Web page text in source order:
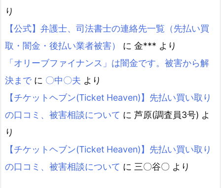
り
【公式】弁護士、司法書士の連絡先一覧（先払い買
取・闇金・後払い業者被害）
に 金*** より
「オリーブファイナンス」は闇金です。被害から解
決までに 〇中〇夫 より
【チケットヘブン(Ticket Heaven)】先払い買い取り
の口コミ、被害相談について に 芦原(調査員3号) よ
り
【チケットヘブン(Ticket Heaven)】先払い買い取り
の口コミ、被害相談について に 三〇谷〇 より